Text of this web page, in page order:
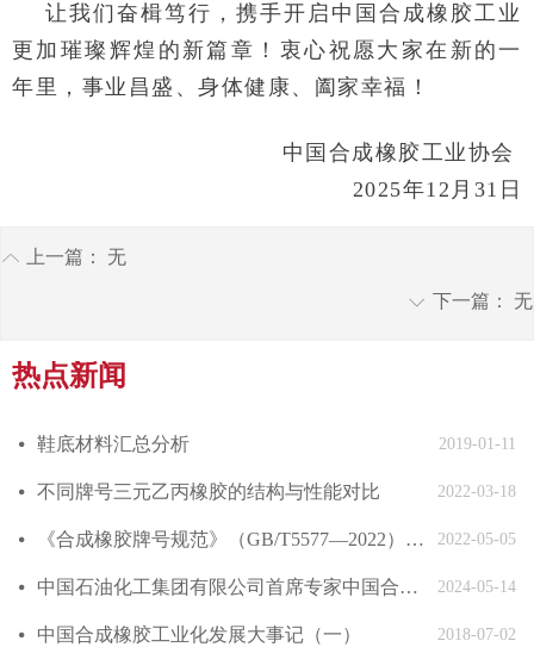
让我们奋楫笃行，携手开启中国合成橡胶工业
更加璀璨辉煌的新篇章！衷心祝愿大家在新的一
年里，事业昌盛、身体健康、阖家幸福！
中国合成橡胶工业协会
2025年12月31日
ꂁ 上一篇： 无
ꀅ 下一篇： 无
热点新闻
2019-01-11
넸 鞋底材料汇总分析
2022-03-18
넸 不同牌号三元乙丙橡胶的结构与性能对比
2022-05-05
넸 《合成橡胶牌号规范》（GB/T5577—2022）发布
2024-05-14
넸 中国石油化工集团有限公司首席专家中国合成橡胶工业协会副会长庄毅当选国际合成橡胶生产者协会国际主席
2018-07-02
넸 中国合成橡胶工业化发展大事记（一）